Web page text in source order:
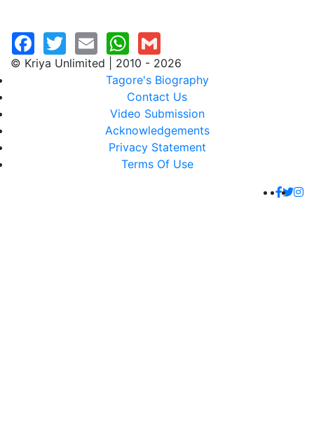
© Kriya Unlimited | 2010 - 2026
Tagore's Biography
Contact Us
Video Submission
Acknowledgements
Privacy Statement
Terms Of Use